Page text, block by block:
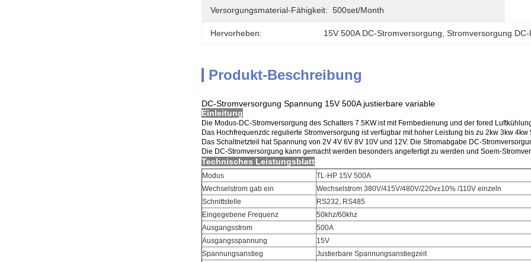
Versorgungsmaterial-Fähigkeit: 500set/month
Hervorheben: 15V 500A DC-Stromversorgung , Stromversorgung DC-
Produkt-Beschreibung
DC-Stromversorgung Spannung 15V 500A justierbare variable
Einleitung
Die Modus-DC-Stromversorgung des Schalters 7.5KW ist mit Fernbedienung und der fored
Das Hochfrequenzdc regulierte Stromversorgung ist verfügbar mit hoher Leistung bis zu 2kw 3kw
Das Schaltnetzteil hat Spannung von 2V 4V 6V 8V 10V und 12V. Die Stromabgabe DC-
Die DC-Stromversorgung kann gemacht werden besonders angefertigt zu werden und Soem-
Technisches Leistungsblatt
Modus
TL-HP 15V 500A
Wechselstrom gab ein
Wechselstrom 380V/415V/480V/220v±10% /110V einzeln
Schnittstelle
RS232, RS485
Eingegebene Frequenz
50khz/60khz
Ausgangsstrom
500A
Ausgangsspannung
15V
Spannungsanstieg
Justierbare Spannungsanstiegzeit